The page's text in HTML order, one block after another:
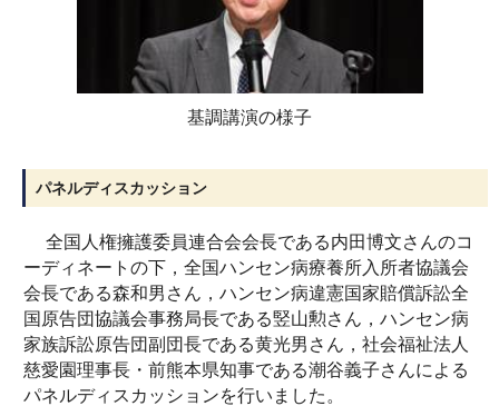
基調講演の様子
パネルディスカッション
全国人権擁護委員連合会会長である内田博文さんのコ
ーディネートの下，全国ハンセン病療養所入所者協議会
会長である森和男さん，ハンセン病違憲国家賠償訴訟全
国原告団協議会事務局長である竪山勲さん，ハンセン病
家族訴訟原告団副団長である黄光男さん，社会福祉法人
慈愛園理事長・前熊本県知事である潮谷義子さんによる
パネルディスカッションを行いました。